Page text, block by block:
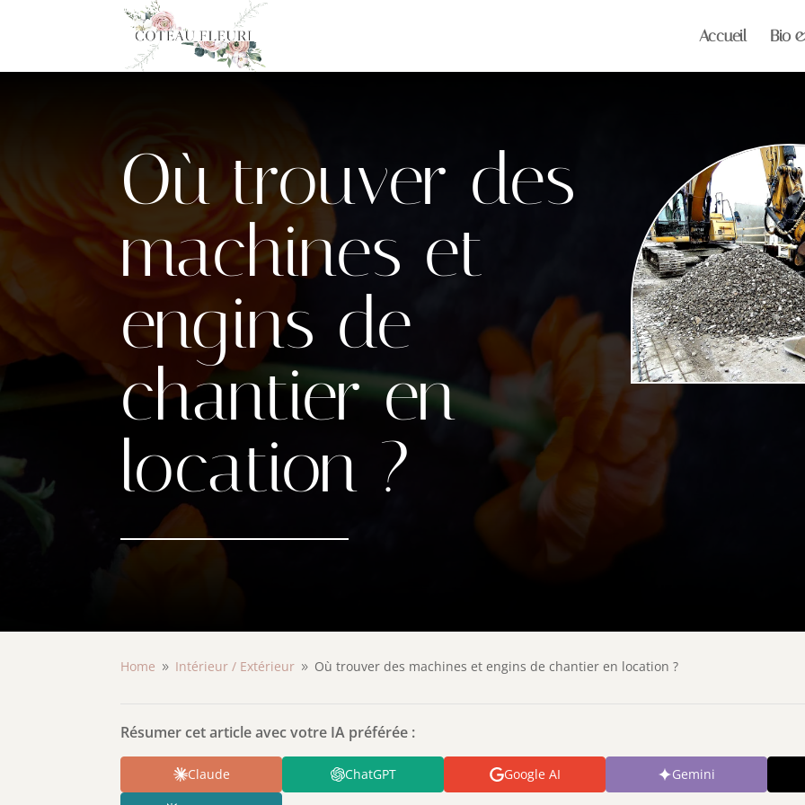
Accueil Bio
Où trouver des
machines et
engins de
chantier en
location ?
Home 9 Intérieur / Extérieur 9 Où trouver des machines et engins de chantier en location ?
Résumer cet article avec votre IA préférée :
Claude ChatGPT Google AI Gemini